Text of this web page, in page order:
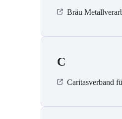
Bräu
C
Caritasverband